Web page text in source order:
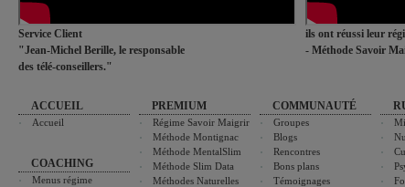
Service Client
"Jean-Michel Berille, le responsable
des télé-conseillers."
ils ont réussi leur
- Méthode Savoir
ACCUEIL
Accueil
COACHING
Menus régime
PREMIUM
Régime Savoir Maigrir
Méthode Montignac
Méthode MentalSlim
Méthode Slim Data
Méthodes Naturelles
COMMUNAUTÉ
Groupes
Blogs
Rencontres
Bons plans
Témoignages